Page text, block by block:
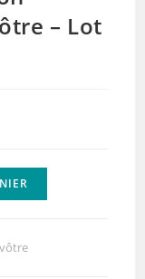
– Lot